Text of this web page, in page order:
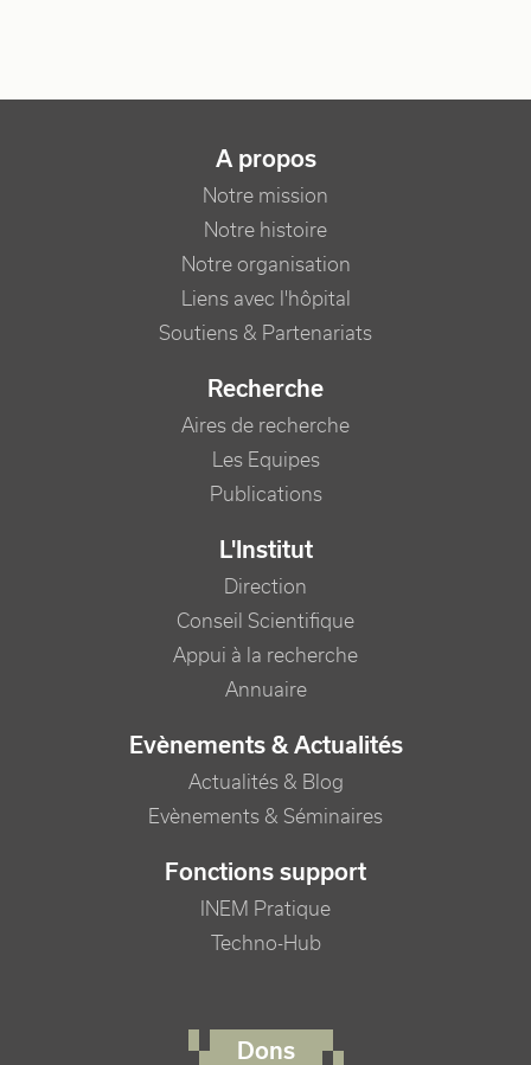
NAVIGATION PRINCIPALE
A propos
Notre mission
Notre histoire
Notre organisation
Liens avec l'hôpital
Soutiens & Partenariats
Recherche
Aires de recherche
Les Equipes
Publications
L'Institut
Direction
Conseil Scientifique
Appui à la recherche
Annuaire
Evènements & Actualités
Actualités & Blog
Evènements & Séminaires
Fonctions support
INEM Pratique
Techno-Hub
Dons